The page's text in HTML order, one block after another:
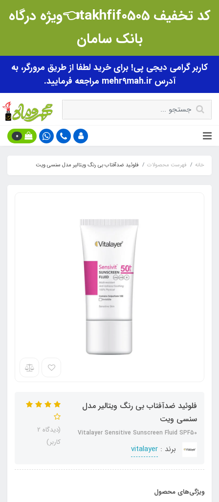
کد تخفیف takhfif0505👈ویژه درگاه
بانک سامان
کاربر گرامی دیجی پی! برای خرید لطفا از طریق مرورگر، به
آدرس mehr9mah.ir مراجعه فرمایید.
0
خانه فهرست محصولات فلوئید ضدآفتاب بی رنگ ویتالیر مدل سنسی ویت
فلوئید ضدآفتاب بی رنگ ویتالیر مدل
سنسی ویت
Vitalayer Sensitive Sunscreen Fluid SPF50
برند : vitalayer
(دیدگاه 2
کاربر)
ویژگی‌های محصول